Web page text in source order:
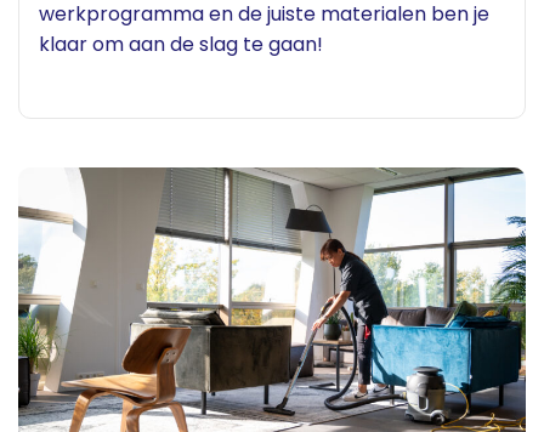
werkprogramma en de juiste materialen ben je
klaar om aan de slag te gaan!